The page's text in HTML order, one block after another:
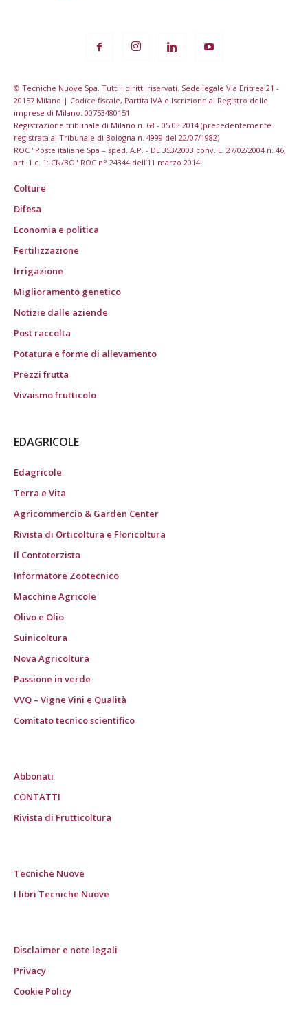
© Tecniche Nuove Spa. Tutti i diritti riservati. Sede legale Via Eritrea 21 -
20157 Milano | Codice fiscale, Partita IVA e Iscrizione al Registro delle
imprese di Milano: 00753480151
Registrazione tribunale di Milano n. 68 - 05.03.2014 (precedentemente
registrata al Tribunale di Bologna n. 4999 del 22/07/1982)
ROC "Poste italiane Spa – sped. A.P. - DL 353/2003 conv. L. 27/02/2004 n. 46,
art. 1 c. 1: CN/BO" ROC n° 24344 dell’11 marzo 2014
Colture
Difesa
Economia e politica
Fertilizzazione
Irrigazione
Miglioramento genetico
Notizie dalle aziende
Post raccolta
Potatura e forme di allevamento
Prezzi frutta
Vivaismo frutticolo
EDAGRICOLE
Edagricole
Terra e Vita
Agricommercio & Garden Center
Rivista di Orticoltura e Floricoltura
Il Contoterzista
Informatore Zootecnico
Macchine Agricole
Olivo e Olio
Suinicoltura
Nova Agricoltura
Passione in verde
VVQ – Vigne Vini e Qualità
Comitato tecnico scientifico
Abbonati
CONTATTI
Rivista di Frutticoltura
Tecniche Nuove
I libri Tecniche Nuove
Disclaimer e note legali
Privacy
Cookie Policy